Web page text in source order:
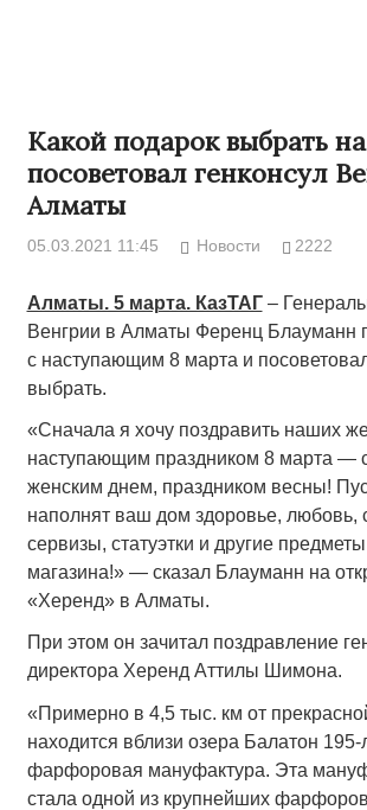
Какой подарок выбрать
посоветовал генконсул
Алматы
05.03.2021 11:45 Новости 2222
Алматы. 5 марта. КазТАГ–
Венгрии в Алматы Ференц Блауманн
с наступающим 8 марта и
выбрать.
«Сначала я хочу поздравить наших
наступающим праздником 8 марта —
женским днем, праздником весны!
наполнят ваш дом здоровье, любовь,
сервизы, статуэтки и другие предметы
магазина!» — сказал Блауманн на
«Херенд» в Алматы.
При этом он зачитал поздравление
директора Херенд Аттилы Шимона.
«Примерно в 4,5 тыс. км от
находится вблизи озера Балатон 195-
фарфоровая мануфактура. Эта
стала одной из крупнейших